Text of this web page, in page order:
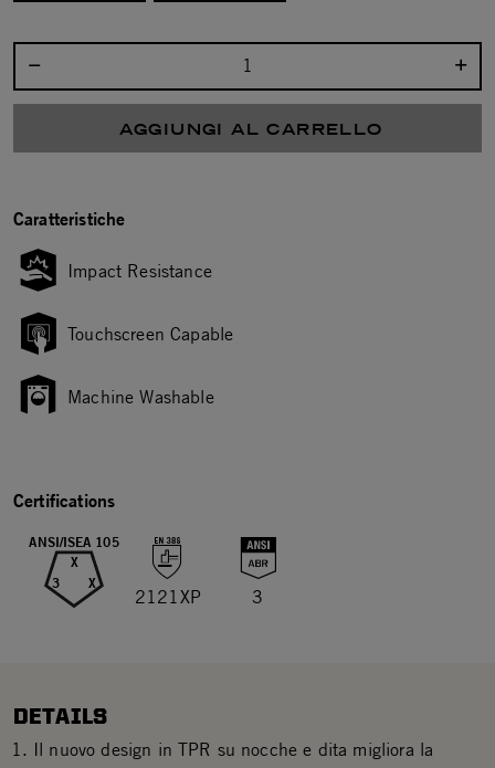
AGGIUNGI AL CARRELLO
Caratteristiche
Impact Resistance
Touchscreen Capable
Machine Washable
Certifications
ANSI/ISEA 105
X
3 X
2121XP 3
DETAILS
Il nuovo design in TPR su nocche e dita migliora la